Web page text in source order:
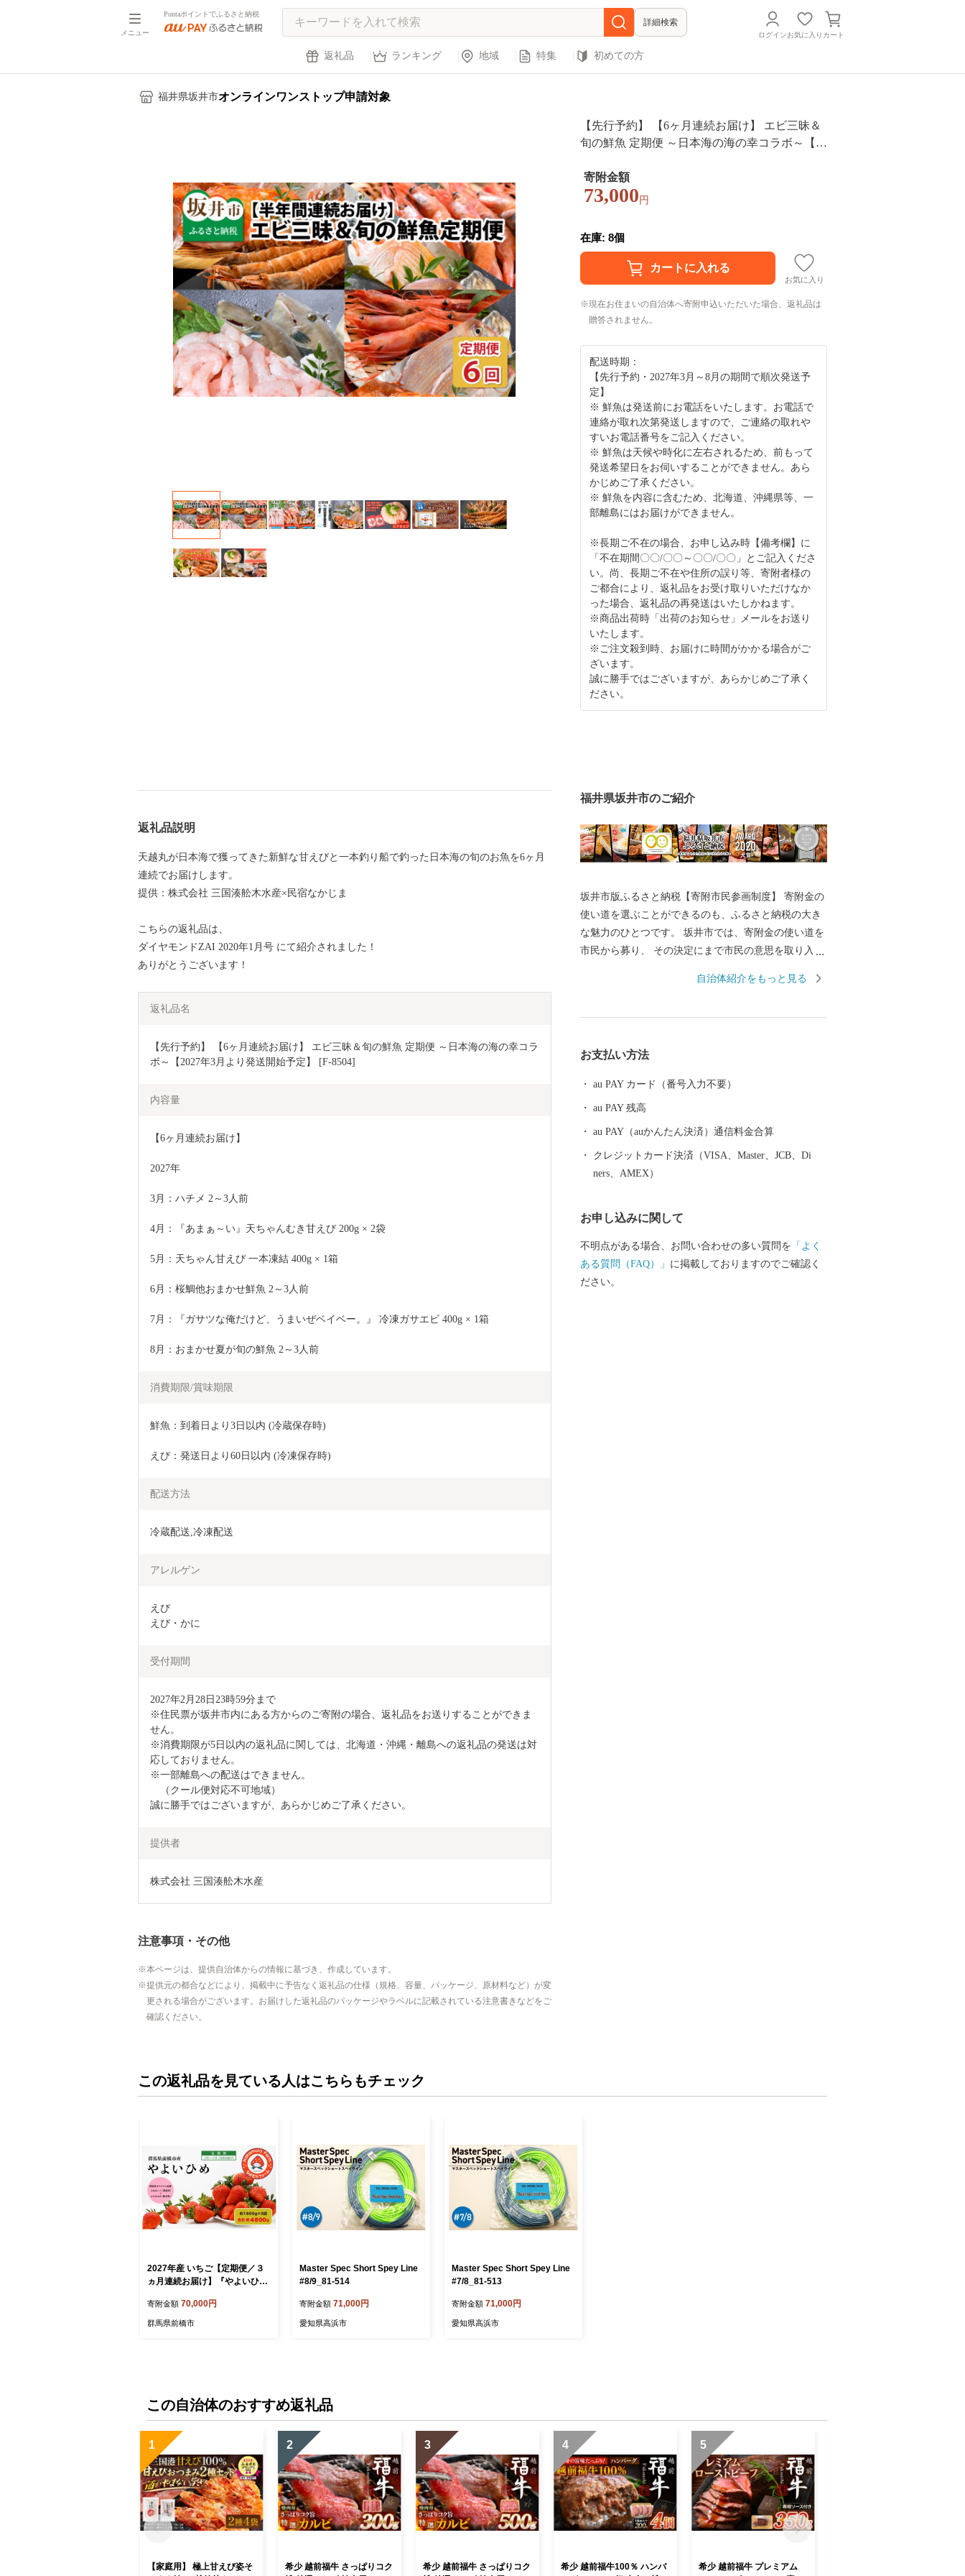
メニュー
Pontaポイントでふるさと納税
詳細検索
ログインお気に入り カート
返礼品 ランキング 地域 特集 初めての方
福井県坂井市オンラインワンストップ申請対象
【先行予約】 【6ヶ月連続お届け】 エビ三昧＆
旬の鮮魚 定期便 ～日本海の海の幸コラボ～【20
寄附金額
73,000 円
在庫: 8個
お気に入り
現在お住まいの自治体へ寄附申込いただいた場合、返礼品は
贈答されません。
配送時期：
【先行予約・2027年3月～8月の期間で順次発送予
定】
※ 鮮魚は発送前にお電話をいたします。お電話で
連絡が取れ次第発送しますので、ご連絡の取れや
すいお電話番号をご記入ください。
※ 鮮魚は天候や時化に左右されるため、前もって
発送希望日をお伺いすることができません。あら
かじめご了承ください。
※ 鮮魚を内容に含むため、北海道、沖縄県等、一
部離島にはお届けができません。
※長期ご不在の場合、お申し込み時【備考欄】に
「不在期間〇〇/〇〇～〇〇/〇〇」とご記入くださ
い。尚、長期ご不在や住所の誤り等、寄附者様の
ご都合により、返礼品をお受け取りいただけなか
った場合、返礼品の再発送はいたしかねます。
※商品出荷時「出荷のお知らせ」メールをお送り
いたします。
※ご注文殺到時、お届けに時間がかかる場合がご
ざいます。
誠に勝手ではございますが、あらかじめご了承く
ださい。
返礼品説明
天越丸が日本海で獲ってきた新鮮な甘えびと一本釣り船で釣った日本海の旬のお魚を6ヶ月
連続でお届けします。
提供：株式会社 三国湊舩木水産×民宿なかじま
こちらの返礼品は、
ダイヤモンドZAI 2020年1月号 にて紹介されました！
ありがとうございます！
返礼品名
【先行予約】 【6ヶ月連続お届け】 エビ三昧＆旬の鮮魚 定期便 ～日本海の海の幸コラ
ボ～【2027年3月より発送開始予定】 [F-8504]
内容量
【6ヶ月連続お届け】
2027年
3月：ハチメ 2～3人前
4月：『あまぁ～い』天ちゃんむき甘えび 200g × 2袋
5月：天ちゃん甘えび 一本凍結 400g × 1箱
6月：桜鯛他おまかせ鮮魚 2～3人前
7月：『ガサツな俺だけど、うまいぜベイベー。』 冷凍ガサエビ 400g × 1箱
8月：おまかせ夏が旬の鮮魚 2～3人前
消費期限/賞味期限
鮮魚：到着日より3日以内 (冷蔵保存時)
えび：発送日より60日以内 (冷凍保存時)
配送方法
冷蔵配送,冷凍配送
アレルゲン
えび
えび・かに
受付期間
2027年2月28日23時59分まで
※住民票が坂井市内にある方からのご寄附の場合、返礼品をお送りすることができま
せん。
※消費期限が5日以内の返礼品に関しては、北海道・沖縄・離島への返礼品の発送は対
応しておりません。
※一部離島への配送はできません。
（クール便対応不可地域）
誠に勝手ではございますが、あらかじめご了承ください。
提供者
株式会社 三国湊舩木水産
注意事項・その他
本ページは、提供自治体からの情報に基づき、作成しています。
提供元の都合などにより、掲載中に予告なく返礼品の仕様（規格、容量、パッケージ、原材料など）が変
更される場合がございます。お届けした返礼品のパッケージやラベルに記載されている注意書きなどをご
確認ください。
福井県坂井市のご紹介
坂井市版ふるさと納税【寄附市民参画制度】 寄附金の
使い道を選ぶことができるのも、ふるさと納税の大き
な魅力のひとつです。 坂井市では、寄附金の使い道を
市民から募り、 その決定にまで市民の意思を取り入れ
礼品を選ぶときのように、ワクワクしながら寄附金の
ール】 坂井市は福井県の北部に位置し、県内随一の穀
倉地帯である坂井平野が広がる”コシヒカリのふるさ
故郷です。) その他、若狭牛、甘えび、越前がに、花
らっきょう、越前そば、油揚げなど豊かな食に恵まれ
ており、地場産業である越前織による織マークは国内
笑顔になれるまち坂井市へのご支援のほどよろしくお
願いします。 〈プライバシーポリシー（個人情報保護
方針）について〉 お客様からいただいた個人情報は、
自治体紹介をもっと見る
お支払い方法
au PAY カード（番号入力不要）
au PAY 残高
au PAY（auかんたん決済）通信料金合算
クレジットカード決済（VISA、Master、JCB、Di
ners、AMEX）
お申し込みに関して
不明点がある場合、お問い合わせの多い質問を 「よく
ある質問（FAQ）」 に掲載しておりますのでご確認く
ださい。
この返礼品を見ている人はこちらもチェック
2027年産 いちご【定期便／３
ヵ月連続お届け】『やよいひ
g) 2月発送開始 【2025年群馬県
いちご品評会入賞！】
寄附金額 70,000円
群馬県前橋市
Master Spec Short Spey Line
#8/9_81-514
寄附金額 71,000円
愛知県高浜市
Master Spec Short Spey Line
#7/8_81-513
寄附金額 71,000円
愛知県高浜市
この自治体のおすすめ返礼品
1
【家庭用】 極上甘えび姿そ
2
希少 越前福牛 さっぱりコク
3
希少 越前福牛 さっぱりコク
4
希少 越前福牛100％ ハンバ
5
希少 越前福牛 プレミアム